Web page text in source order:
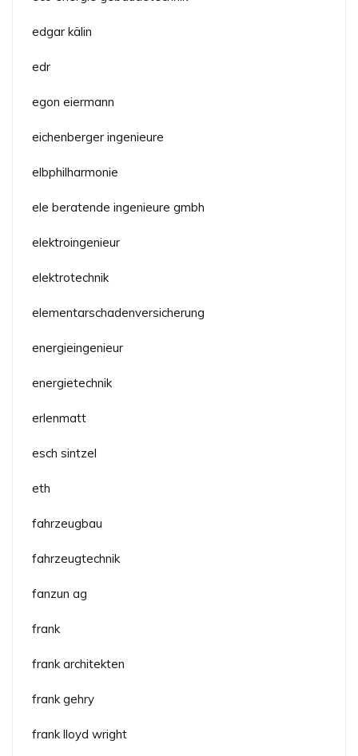
edgar kälin
edr
egon eiermann
eichenberger ingenieure
elbphilharmonie
ele beratende ingenieure gmbh
elektroingenieur
elektrotechnik
elementarschadenversicherung
energieingenieur
energietechnik
erlenmatt
esch sintzel
eth
fahrzeugbau
fahrzeugtechnik
fanzun ag
frank
frank architekten
frank gehry
frank lloyd wright